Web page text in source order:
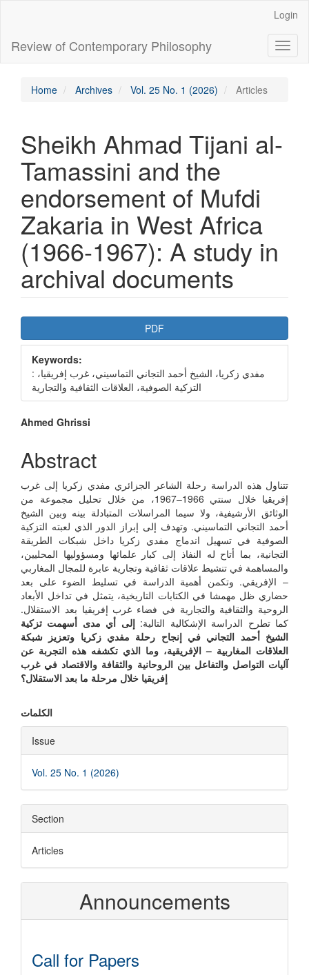
Content
Sidebar
Login
Review of Contemporary Philosophy
Home Archives Vol. 25 No. 1 (2026) Articles
Sheikh Ahmad Tijani al-
Tamassini and the
endorsement of Mufdi
Zakaria in West Africa
(1966-1967): A study in
archival documents
Article
Sidebar
PDF
Keywords:
: مفدي زكريا، الشيخ أحمد التجاني التماسيني، غرب إفريقيا،
التزكية الصوفية، العلاقات الثقافية والتجارية
Main
Article
Content
Ahmed Ghrissi
Abstract
تتناول هذه الدراسة رحلة الشاعر الجزائري مفدي زكريا إلى غرب
إفريقيا خلال سنتي 1966–1967، من خلال تحليل مجموعة من
الوثائق الأرشيفية، ولا سيما المراسلات المتبادلة بينه وبين الشيخ
أحمد التجاني التماسيني. وتهدف إلى إبراز الدور الذي لعبته التزكية
الصوفية في تسهيل اندماج مفدي زكريا داخل شبكات الطريقة
التجانية، بما أتاح له النفاذ إلى كبار علمائها ومسؤوليها المحليين،
والمساهمة في تنشيط علاقات ثقافية وتجارية عابرة للمجال المغاربي
– الإفريقي. وتكمن أهمية الدراسة في تسليط الضوء على بعد
حضاري ظل مهمشا في الكتابات التاريخية، يتمثل في تداخل الأبعاد
الروحية والثقافية والتجارية في فضاء غرب إفريقيا بعد الاستقلال.
كما تطرح الدراسة الإشكالية التالية:إلى أي مدى أسهمت تزكية
الشيخ أحمد التجاني في إنجاح رحلة مفدي زكريا وتعزيز شبكة
العلاقات المغاربية – الإفريقية، وما الذي تكشفه هذه التجربة عن
آليات التواصل والتفاعل بين الروحانية والثقافة والاقتصاد في غرب
إفريقيا خلال مرحلة ما بعد الاستقلال؟
الكلمات
Article
Details
Issue
Vol. 25 No. 1 (2026)
Section
Articles
Announcements
Call for Papers